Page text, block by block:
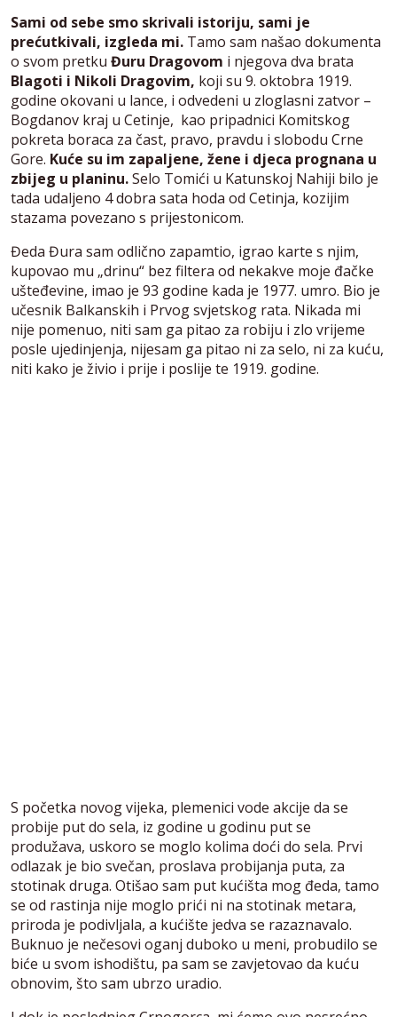
Sami od sebe smo skrivali istoriju, sami je
prećutkivali, izgleda mi. Tamo sam našao dokumenta
o svom pretku Đuru Dragovom i njegova dva brata
Blagoti i Nikoli Dragovim, koji su 9. oktobra 1919.
godine okovani u lance, i odvedeni u zloglasni zatvor –
Bogdanov kraj u Cetinje, kao pripadnici Komitskog
pokreta boraca za čast, pravo, pravdu i slobodu Crne
Gore. Kuće su im zapaljene, žene i djeca prognana u
zbijeg u planinu.Selo Tomići u Katunskoj Nahiji bilo je
tada udaljeno 4 dobra sata hoda od Cetinja, kozijim
stazama povezano s prijestonicom.
Đeda Đura sam odlično zapamtio, igrao karte s njim,
kupovao mu „drinu“ bez filtera od nekakve moje đačke
ušteđevine, imao je 93 godine kada je 1977. umro. Bio je
učesnik Balkanskih i Prvog svjetskog rata. Nikada mi
nije pomenuo, niti sam ga pitao za robiju i zlo vrijeme
posle ujedinjenja, nijesam ga pitao ni za selo, ni za kuću,
niti kako je živio i prije i poslije te 1919. godine.
S početka novog vijeka, plemenici vode akcije da se
probije put do sela, iz godine u godinu put se
produžava, uskoro se moglo kolima doći do sela. Prvi
odlazak je bio svečan, proslava probijanja puta, za
stotinak druga. Otišao sam put kućišta mog đeda, tamo
se od rastinja nije moglo prići ni na stotinak metara,
priroda je podivljala, a kućište jedva se razaznavalo.
Buknuo je nečesovi oganj duboko u meni, probudilo se
biće u svom ishodištu, pa sam se zavjetovao da kuću
obnovim, što sam ubrzo uradio.